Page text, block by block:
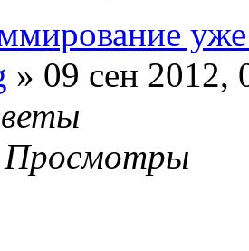
» 09 сен 2012,
Просмотры